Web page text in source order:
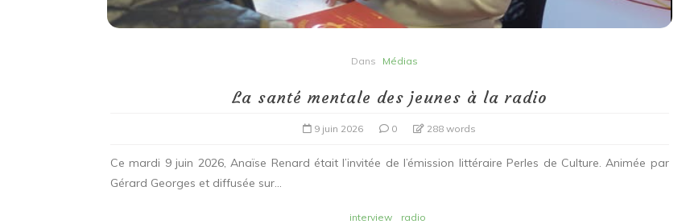
Dans Médias
La santé mentale des jeunes à la radio
9 juin 2026 0 288 words
Ce mardi 9 juin 2026, Anaïse Renard était l’invitée de l’émission littéraire Perles de Culture. Animée par
Gérard Georges et diffusée sur...
interview radio